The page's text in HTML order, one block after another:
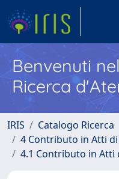
Benvenuti
Ricerca
IRIS
Catalogo Ricerca
4 Contributo in Atti
4.1 Contributo in Atti